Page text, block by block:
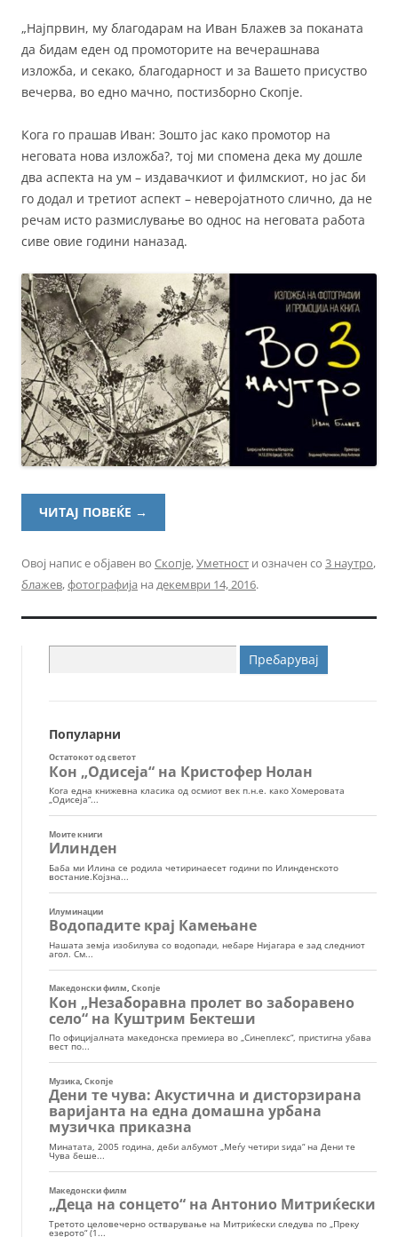
„Најпрвин, му благодарам на Иван Блажев за поканата
да бидам еден од промоторите на вечерашнава
изложба, и секако, благодарност и за Вашето присуство
вечерва, во едно мачно, постизборно Скопје.
Кога го прашав Иван: Зошто јас како промотор на
неговата нова изложба?, тој ми спомена дека му дошле
два аспекта на ум – издавачкиот и филмскиот, но јас би
го додал и третиот аспект – неверојатното слично, да не
речам исто размислување во однос на неговата работа
сиве овие години наназад.
ЧИТАЈ ПОВЕЌЕ →
Овој напис е објавен во Скопје,Уметност и означен со 3 наутро,
блажев,фотографија на декември 14, 2016.
за:
Популарни